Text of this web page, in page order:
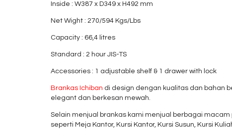
Inside : W387 x D349 x H492 mm
Net Wight : 270/594 Kgs/Lbs
Capacity : 66,4 litres
Standard : 2 hour JIS-TS
Accessories : 1 adjustable shelf & 1 drawer with lock
Brankas Ichiban di design dengan kualitas dan bahan
elegant dan berkesan mewah.
Selain menjual brankas kami menjual berbagai
seperti Meja Kantor, Kursi Kantor, Kursi Susun, Kursi